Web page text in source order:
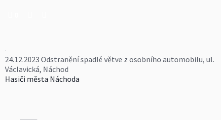
24.12.2023 Odstranění spadlé větve z osobního automobilu, ul.
Václavická, Náchod
Hasiči města Náchoda